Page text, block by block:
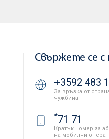
Свържете се с
+3592 483
За връзка от
чужбина
*71 71
Кратък номер за
на мобилни